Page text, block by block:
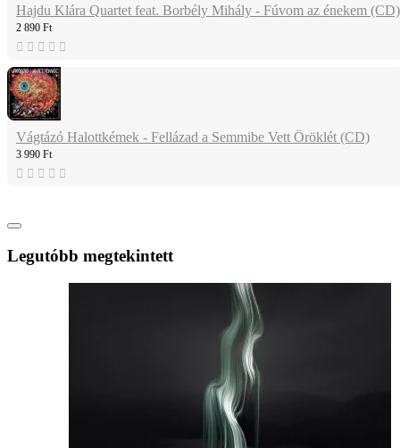
Hajdu Klára Quartet feat. Borbély Mihály - Fúvom az énekem (CD)
2 890 Ft
Vágtázó Halottkémek - Fellázad a Semmibe Vett Öröklét (CD)
3 990 Ft
Legutóbb megtekintett